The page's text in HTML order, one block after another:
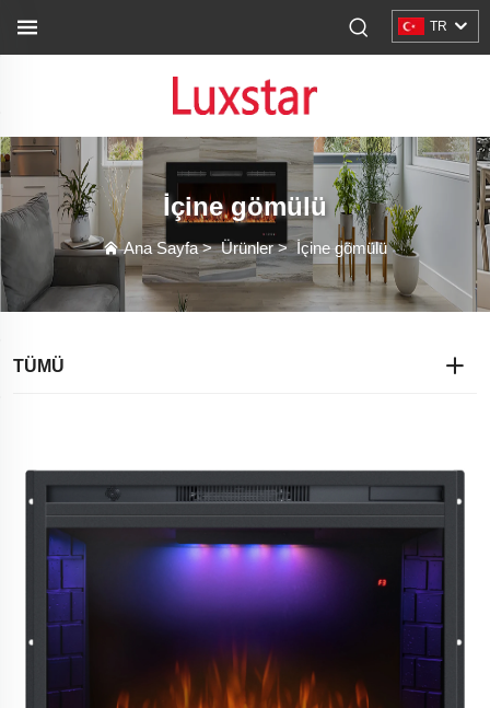
TR
İçine gömülü
Ana Sayfa>Ürünler>İçine gömülü
TÜMÜ